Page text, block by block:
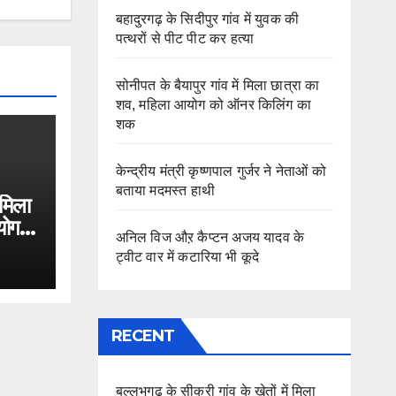
बहादुरगढ़ के सिदीपुर गांव में युवक की
पत्थरों से पीट पीट कर हत्या
सोनीपत के बैयापुर गांव में मिला छात्रा का
शव, महिला आयोग को ऑनर किलिंग का
शक
केन्द्रीय मंत्री कृष्णपाल गुर्जर ने नेताओं को
बताया मदमस्त हाथी
अनिल विज औऱ कैप्टन अजय यादव के
ट्वीट वार में कटारिया भी कूदे
RECENT
बल्लभगढ़ के सीकरी गांव के खेतों में मिला